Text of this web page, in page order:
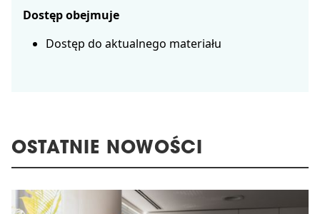
Dostęp obejmuje
Dostęp do aktualnego materiału
OSTATNIE NOWOŚCI